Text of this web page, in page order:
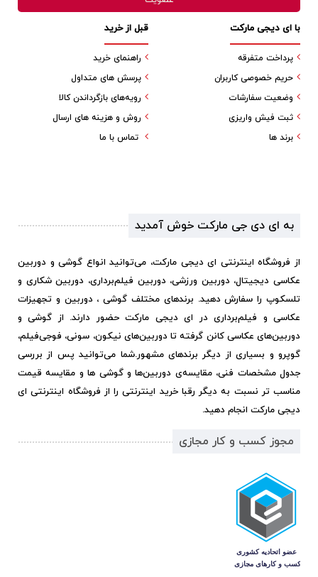
قبل از خرید
راهنمای خرید
پرسش های متداول
رویه‌های بازگرداندن کالا
روش و هزینه های ارسال
تماس با ما
با ای دیجی مارکت
پرداخت متفرقه
حریم خصوصی کاربران
وضعیت سفارشات
ثبت فیش واریزی
برند ها
به ای دی جی مارکت خوش آمدید
از فروشگاه اینترنتی ای دیجی مارکت، می‌توانید انواع گوشی و دوربین
عکاسی دیجیتال، دوربین ورزشی، دوربین فیلم‌برداری، دوربین شکاری و
تلسکوپ را سفارش دهید. برندهای مختلف گوشی ، دوربین و تجهیزات
عکاسی و فیلم‌برداری در ای دیجی مارکت حضور دارند. از گوشی و
دوربین‌های عکاسی کانن گرفته تا دوربین‌های نیکون، سونی، فوجی‌فیلم،
گوپرو و بسیاری از دیگر برندهای مشهور.شما می‌توانید پس از بررسی
جدول مشخصات فنی، مقایسه‌ی دوربین‌ها و گوشی ها و مقایسه قیمت
مناسب تر نسبت به دیگر رقبا خرید اینترنتی را از فروشگاه اینترنتی ای
دیجی مارکت انجام دهید.
مجوز کسب و کار مجازی